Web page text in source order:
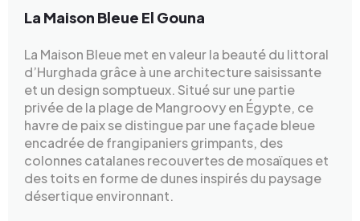
La Maison Bleue El Gouna
La Maison Bleue met en valeur la beauté du littoral
d’Hurghada grâce à une architecture saisissante
et un design somptueux. Situé sur une partie
privée de la plage de Mangroovy en Égypte, ce
havre de paix se distingue par une façade bleue
encadrée de frangipaniers grimpants, des
colonnes catalanes recouvertes de mosaïques et
des toits en forme de dunes inspirés du paysage
désertique environnant.